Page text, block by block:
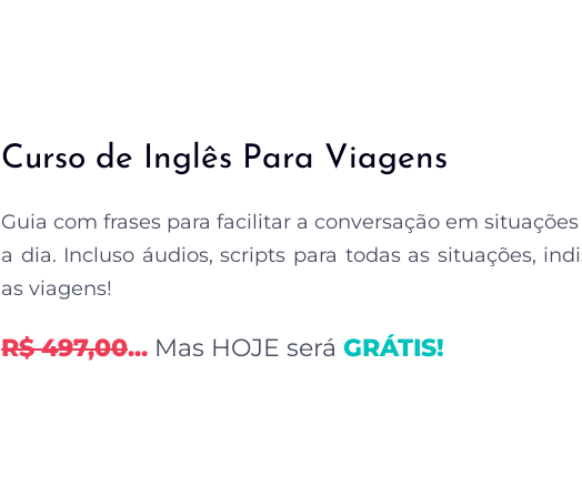
Curso de Inglês Para Viagens
Guia com frases para facilitar a conversação em
a dia. Incluso áudios, scripts para todas as situações,
as viagens!
R$ 497,00... Mas HOJE será GRÁTIS!